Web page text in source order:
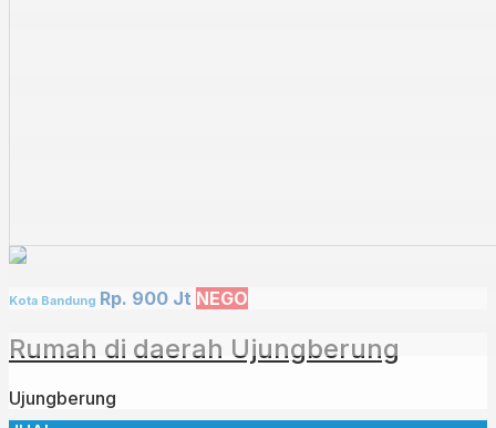
Kota Bandung Rp. 900 Jt NEGO
Rumah di daerah Ujungberung
Ujungberung